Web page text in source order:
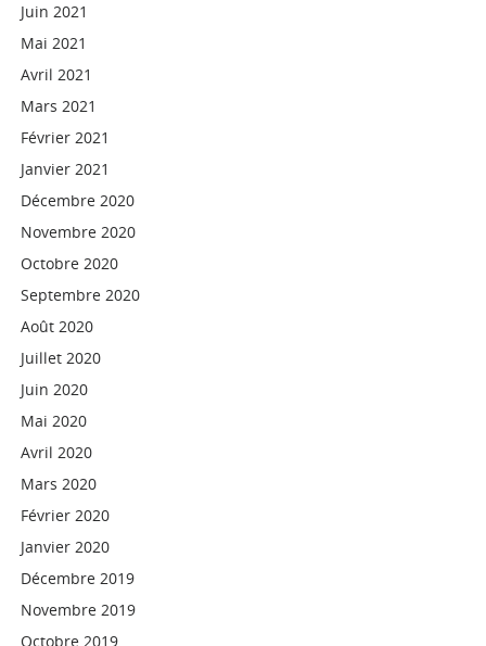
Juin 2021
Mai 2021
Avril 2021
Mars 2021
Février 2021
Janvier 2021
Décembre 2020
Novembre 2020
Octobre 2020
Septembre 2020
Août 2020
Juillet 2020
Juin 2020
Mai 2020
Avril 2020
Mars 2020
Février 2020
Janvier 2020
Décembre 2019
Novembre 2019
Octobre 2019